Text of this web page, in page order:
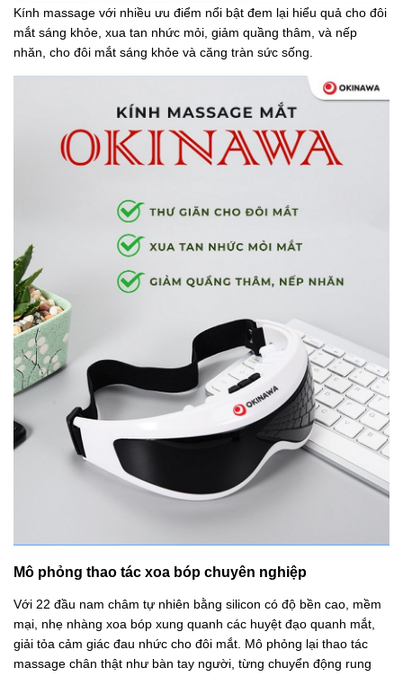
Kính massage với nhiều ưu điểm nổi bật đem lại hiểu quả cho đôi
mắt sáng khỏe, xua tan nhức mỏi, giảm quầng thâm, và nếp
nhăn, cho đôi mắt sáng khỏe và căng tràn sức sống.
Mô phỏng thao tác xoa bóp chuyên nghiệp
Với 22 đầu nam châm tự nhiên bằng silicon có độ bền cao, mềm
mại, nhẹ nhàng xoa bóp xung quanh các huyệt đạo quanh mắt,
giải tỏa cảm giác đau nhức cho đôi mắt. Mô phỏng lại thao tác
massage chân thật như bàn tay người, từng chuyển động rung